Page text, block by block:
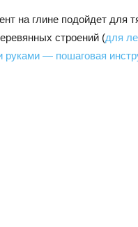
на глине подойдет для
строений (для
— пошаговая